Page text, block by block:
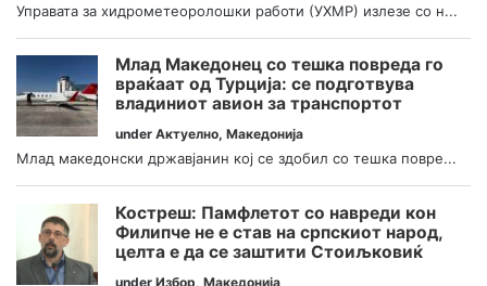
Управата за хидрометеоролошки работи (УХМР) излезе со н...
Млад Македонец со тешка повреда го
враќаат од Турција: се подготвува
владиниот авион за транспортот
under Актуелно, Македонија
Млад македонски државјанин кој се здобил со тешка повре...
Костреш: Памфлетот со навреди кон
Филипче не е став на српскиот народ,
целта е да се заштити Стоиљковиќ
under Избор, Македонија